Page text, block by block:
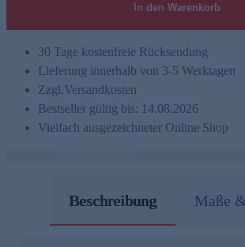
In den Warenkorb
30 Tage kostenfreie Rücksendung
Lieferung innerhalb von 3-5 Werktagen
Zzgl.Versandkosten
Bestseller gültig bis: 14.08.2026
Vielfach ausgezeichneter Online Shop
Beschreibung Maße